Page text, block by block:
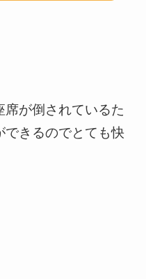
が倒されているた
できるのでとても快